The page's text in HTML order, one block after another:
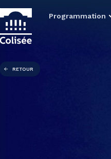
Programmation
RETOUR